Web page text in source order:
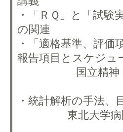
・「ＲＱ」と「試験
の関連
・「適格基準、評
報告項目とスケジュ
国立精
・統計解析の手法、
東北大学